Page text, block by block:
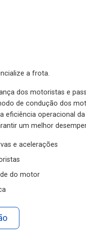
a frota.
dos motoristas e
de condução dos
eficiência operacional
um melhor
e acelerações
do motor